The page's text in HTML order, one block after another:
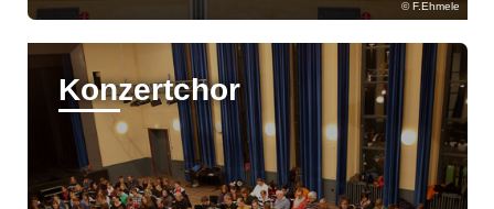
F.Ehmele
Konzertchor